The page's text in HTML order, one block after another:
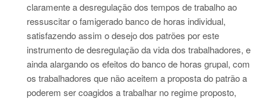
claramente a desregulação dos tempos de trabalho ao
ressuscitar o famigerado banco de horas individual,
satisfazendo assim o desejo dos patrões por este
instrumento de desregulação da vida dos trabalhadores, e
ainda alargando os efeitos do banco de horas grupal, com
os trabalhadores que não aceitem a proposta do patrão a
poderem ser coagidos a trabalhar no regime proposto,